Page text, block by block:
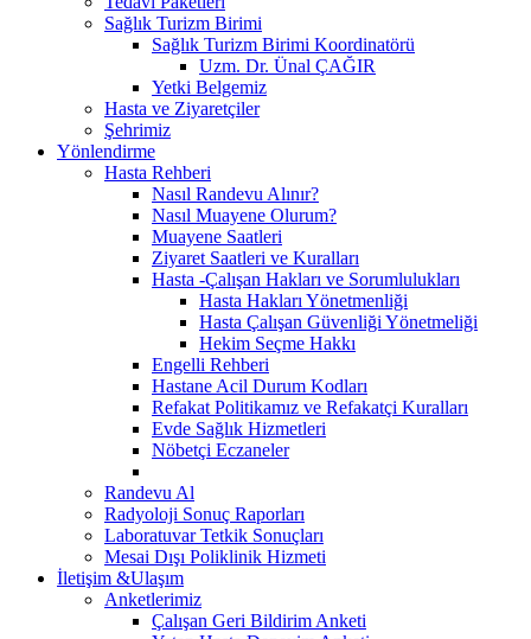
Sağlık Turizm Birimi
Sağlık Turizm Birimi Koordinatörü
Uzm. Dr. Ünal ÇAĞIR
Yetki Belgemiz
Hasta ve Ziyaretçiler
Şehrimiz
Yönlendirme
Hasta Rehberi
Nasıl Randevu Alınır?
Nasıl Muayene Olurum?
Muayene Saatleri
Ziyaret Saatleri ve Kuralları
Hasta -Çalışan Hakları ve Sorumlulukları
Hasta Hakları Yönetmenliği
Hasta Çalışan Güvenliği Yönetmeliği
Hekim Seçme Hakkı
Engelli Rehberi
Hastane Acil Durum Kodları
Refakat Politikamız ve Refakatçi Kuralları
Evde Sağlık Hizmetleri
Nöbetçi Eczaneler
Randevu Al
Radyoloji Sonuç Raporları
Laboratuvar Tetkik Sonuçları
Mesai Dışı Poliklinik Hizmeti
İletişim &Ulaşım
Anketlerimiz
Çalışan Geri Bildirim Anketi